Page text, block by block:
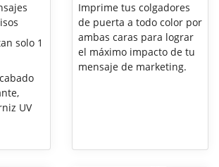
solo 1
UV
Imprime tus colgadores
de puerta a todo color por
ambas caras para lograr
el máximo impacto de tu
mensaje de marketing.